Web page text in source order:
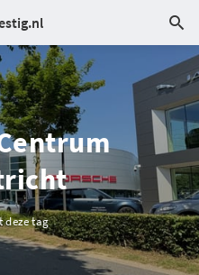
deze tag